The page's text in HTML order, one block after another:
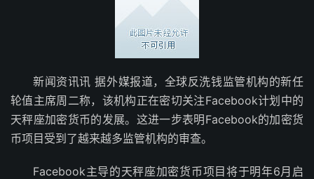
新闻资讯讯 据外媒报道，全球反洗钱监管机构的新任
轮值主席周二称，该机构正在密切关注Facebook计划中的
天秤座加密货币的发展。这进一步表明Facebook的加密货
币项目受到了越来越多监管机构的审查。
Facebook主导的天秤座加密货币项目将于明年6月启